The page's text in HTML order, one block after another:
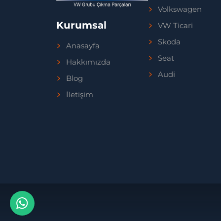
Kurumsal
Anasayfa
Hakkımızda
Blog
İletişim
Volkswagen
VW Ticari
Skoda
Seat
Audi